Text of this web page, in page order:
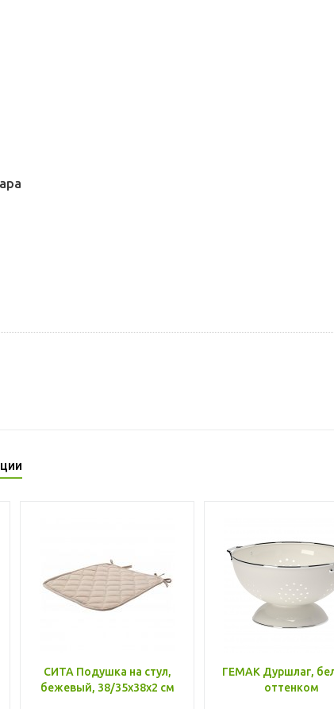
СИТА Подушка на стул,
бежевый, 38/35x38x2 см
ГЕМАК Дуршлаг,
оттенком